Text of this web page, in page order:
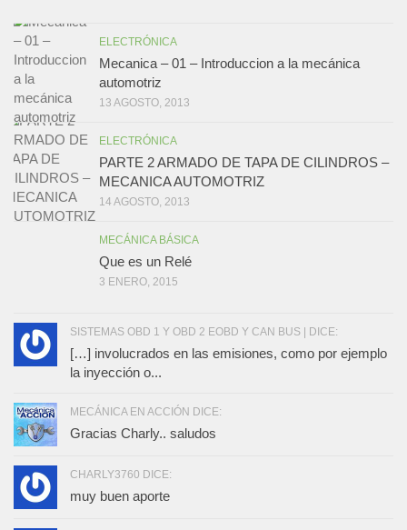
ELECTRÓNICA
Mecanica – 01 – Introduccion a la mecánica
automotriz
13 AGOSTO, 2013
ELECTRÓNICA
PARTE 2 ARMADO DE TAPA DE CILINDROS –
MECANICA AUTOMOTRIZ
14 AGOSTO, 2013
MECÁNICA BÁSICA
Que es un Relé
3 ENERO, 2015
SISTEMAS OBD 1 Y OBD 2 EOBD Y CAN BUS | DICE:
[…] involucrados en las emisiones, como por ejemplo
la inyección o...
MECÁNICA EN ACCIÓN DICE:
Gracias Charly.. saludos
CHARLY3760 DICE:
muy buen aporte